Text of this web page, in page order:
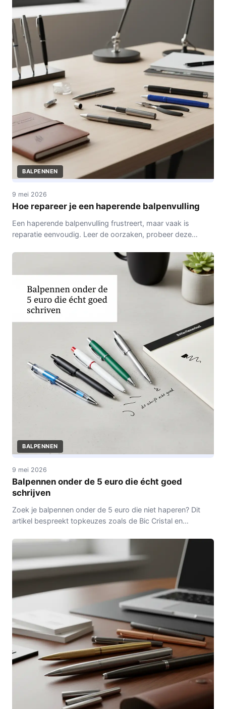
BALPENNEN
9 mei 2026
Hoe repareer je een haperende balpenvulling
Een haperende balpenvulling frustreert, maar vaak is
reparatie eenvoudig. Leer de oorzaken, probeer deze
BALPENNEN
9 mei 2026
Balpennen onder de 5 euro die écht goed
schrijven
Zoek je balpennen onder de 5 euro die niet haperen? Dit
artikel bespreekt topkeuzes zoals de Bic Cristal en
Praktisch en betrouwbaar advies voor soepele notities.